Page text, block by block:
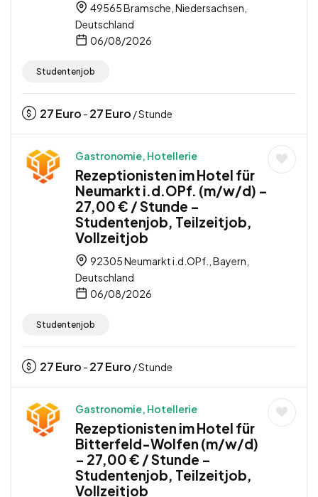
49565 Bramsche, Niedersachsen,
Deutschland
06/08/2026
Studentenjob
27Euro - 27Euro / Stunde
Gastronomie, Hotellerie
Rezeptionisten im Hotel für
Neumarkt i.d.OPf. (m/w/d) –
27,00 € / Stunde –
Studentenjob, Teilzeitjob,
Vollzeitjob
92305 Neumarkt i.d.OPf., Bayern,
Deutschland
06/08/2026
Studentenjob
27Euro - 27Euro / Stunde
Gastronomie, Hotellerie
Rezeptionisten im Hotel für
Bitterfeld-Wolfen (m/w/d)
– 27,00 € / Stunde –
Studentenjob, Teilzeitjob,
Vollzeitjob